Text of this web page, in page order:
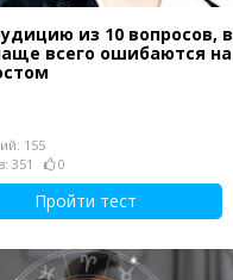
из 10 вопросов, в
всего ошибаются на
155
351
0
Пройти тест